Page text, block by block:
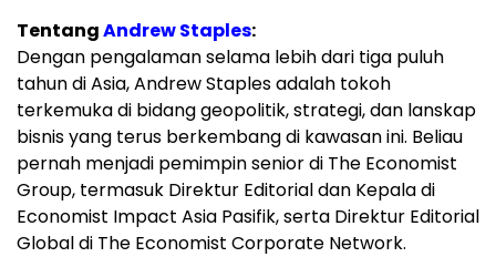
TentangAndrew Staples:
Dengan pengalaman selama lebih dari tiga puluh
tahun di Asia, Andrew Staples adalah tokoh
terkemuka di bidang geopolitik, strategi, dan lanskap
bisnis yang terus berkembang di kawasan ini. Beliau
pernah menjadi pemimpin senior di The Economist
Group, termasuk Direktur Editorial dan Kepala di
Economist Impact Asia Pasifik, serta Direktur Editorial
Global di The Economist Corporate Network.